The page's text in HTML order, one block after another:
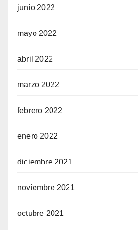
junio 2022
mayo 2022
abril 2022
marzo 2022
febrero 2022
enero 2022
diciembre 2021
noviembre 2021
octubre 2021